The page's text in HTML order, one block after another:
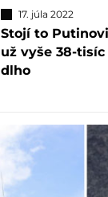
17. júla 2022
Stojí to
už vyše 38-
dlho